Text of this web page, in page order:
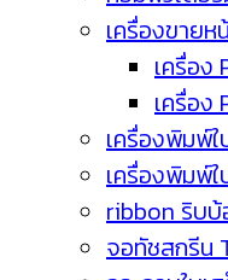
เครื่องขายห
เครื่อง
เครื่อง
เครื่องพิมพ์ใ
เครื่องพิมพ์
ribbon ริบ
จอทัชสกรีน